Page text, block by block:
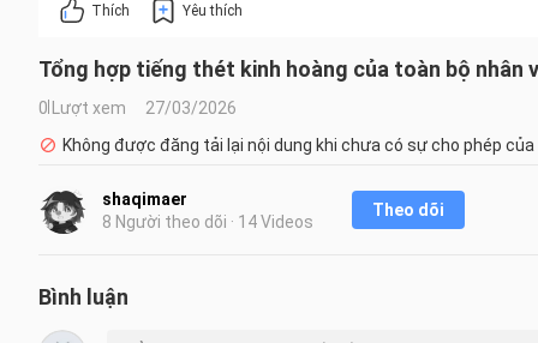
Thích Yêu thích
Tổng hợp tiếng thét kinh hoàng của toàn bộ nhân
0 Lượt xem
27/03/2026
Không được đăng tải lại nội dung khi chưa có sự cho phép
shaqimaer
8 Người theo dõi · 14 Videos
Theo dõi
Bình luận